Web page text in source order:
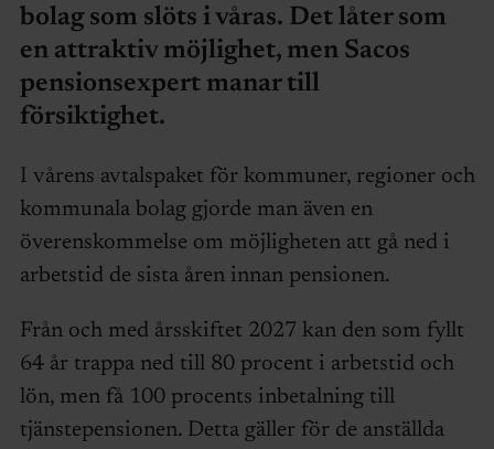
bolag som slöts i våras. Det låter som
en attraktiv möjlighet, men Sacos
pensionsexpert manar till
försiktighet.
I vårens avtalspaket för kommuner, regioner och
kommunala bolag gjorde man även en
överenskommelse om möjligheten att gå ned i
arbetstid de sista åren innan pensionen.
Från och med årsskiftet 2027 kan den som fyllt
64 år trappa ned till 80 procent i arbetstid och
lön, men få 100 procents inbetalning till
tjänstepensionen. Detta gäller för de anställda